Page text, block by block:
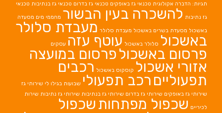
תגיות: הדברה אקולוגית טכנאי גז באופקים טכנאי גז בדרום טכנאי גז בנתיבות טכנאי
גז נתיבות להשכרה בעין הבשור מחממי מים מסעדה
באשכול מסעדת בשרים באשכול מעבדת סלולר מעבדת סלולר
באשכול סלולר באשכול עוטף עזה עסקים
פרסום באשכול פרסום במועצה
אזורי אשכול קוסקוס באשכול רכבים
תפעוליים רכב תפעולי שבועות בגילו לי שירותי גז
שירותי גז באופקים שירותי גז בדרום שירותי גז בנתיבות שירותי גז נתיבות שירות
לכיריים שכפול מפתחות שכפול